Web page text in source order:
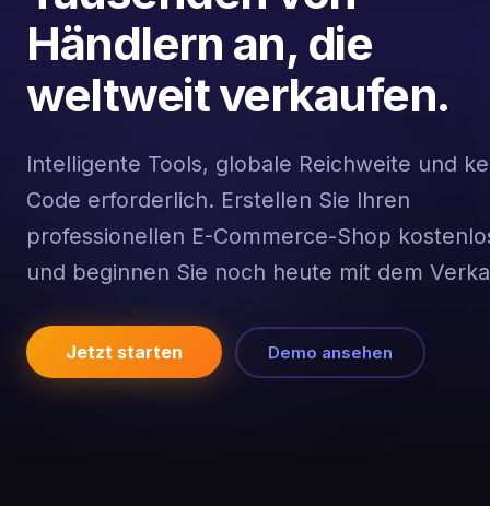
Händlern an, die
weltweit verkaufen.
Intelligente Tools, globale Reichweite und
Code erforderlich. Erstellen Sie Ihren
professionellen E-Commerce-Shop
und beginnen Sie noch heute mit dem
Jetzt starten Demo ansehen